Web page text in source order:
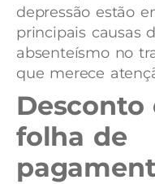
depressão estão
principais causas
absenteísmo no
que merece
Desconto
folha de